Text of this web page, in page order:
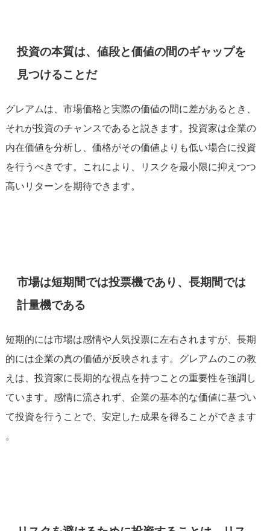
投資の本質は、値段と価値の間のギャップを
見つけることだ
グレアムは、市場価格と実際の価値の間に差があるとき、
それが投資のチャンスであると説きます。投資家は企業の
内在価値を分析し、価格がその価値よりも低い場合に投資
を行うべきです。これにより、リスクを最小限に抑えつつ
高いリターンを期待できます​。
市場は短期間では投票機であり、長期間では
計量機である
短期的には市場は感情や人気投票に左右されますが、長期
的には企業の真の価値が反映されます。グレアムのこの教
えは、投資家に長期的な視点を持つことの重要性を強調し
ています。感情に流されず、企業の基本的な価値に基づい
て投資を行うことで、安定した成果を得ることができます​